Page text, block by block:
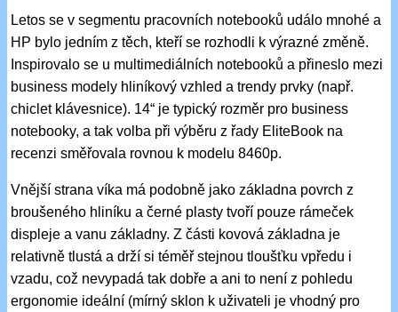
Letos se v segmentu pracovních notebooků událo mnohé a
HP bylo jedním z těch, kteří se rozhodli k výrazné změně.
Inspirovalo se u multimediálních notebooků a přineslo mezi
business modely hliníkový vzhled a trendy prvky (např.
chiclet klávesnice). 14“ je typický rozměr pro business
notebooky, a tak volba při výběru z řady EliteBook na
recenzi směřovala rovnou k modelu 8460p.
Vnější strana víka má podobně jako základna povrch z
broušeného hliníku a černé plasty tvoří pouze rámeček
displeje a vanu základny. Z části kovová základna je
relativně tlustá a drží si téměř stejnou tloušťku vpředu i
vzadu, což nevypadá tak dobře a ani to není z pohledu
ergonomie ideální (mírný sklon k uživateli je vhodný pro